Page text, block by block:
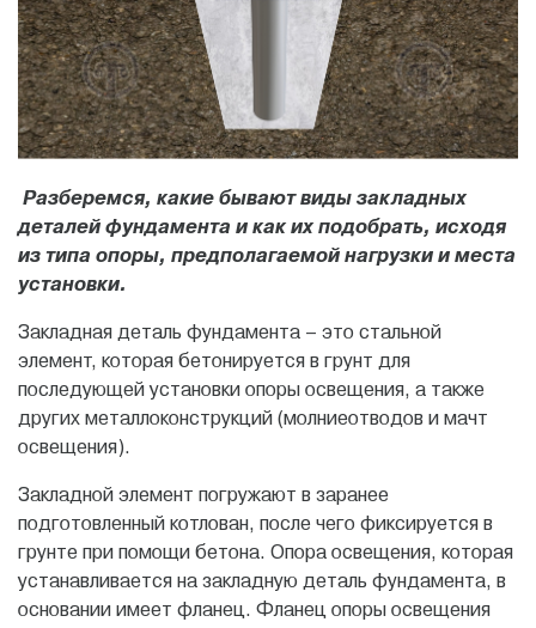
Разберемся, какие бывают виды закладных
деталей фундамента и как их подобрать, исходя
из типа опоры, предполагаемой нагрузки и места
установки.
Закладная деталь фундамента – это стальной
элемент, которая бетонируется в грунт для
последующей установки опоры освещения, а также
других металлоконструкций (молниеотводов и мачт
освещения).
Закладной элемент погружают в заранее
подготовленный котлован, после чего фиксируется в
грунте при помощи бетона. Опора освещения, которая
устанавливается на закладную деталь фундамента, в
основании имеет фланец. Фланец опоры освещения